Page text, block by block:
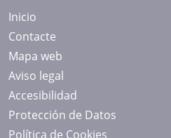
Inicio
Contacte
Mapa web
Aviso legal
Accesibilidad
Protección de Datos
Política de Cookies